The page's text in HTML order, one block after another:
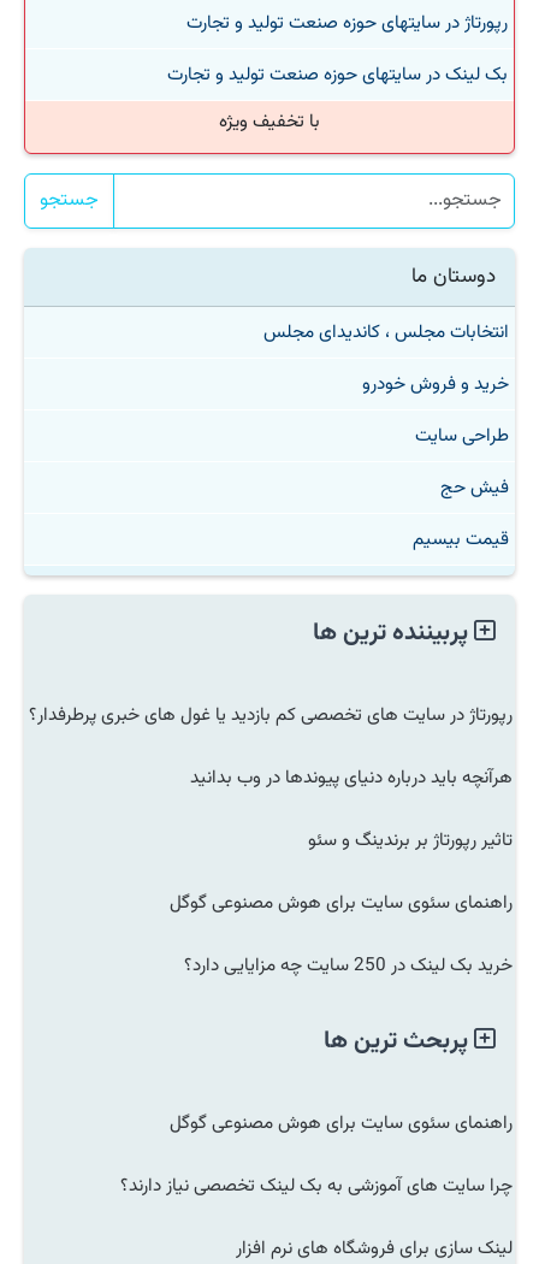
رپورتاژ در سایتهای حوزه صنعت تولید و تجارت
بک لینک در سایتهای حوزه صنعت تولید و تجارت
با تخفیف ویژه
جستجو
دوستان ما
انتخابات مجلس ، کاندیدای مجلس
خرید و فروش خودرو
طراحی سایت
فیش حج
قیمت بیسیم
پربیننده ترین ها
رپورتاژ در سایت های تخصصی کم بازدید یا غول های خبری پرطرفدار؟
هرآنچه باید درباره دنیای پیوندها در وب بدانید
تاثیر رپورتاژ بر برندینگ و سئو
راهنمای سئوی سایت برای هوش مصنوعی گوگل
خرید بک لینک در 250 سایت چه مزایایی دارد؟
پربحث ترین ها
راهنمای سئوی سایت برای هوش مصنوعی گوگل
چرا سایت های آموزشی به بک لینک تخصصی نیاز دارند؟
لینک سازی برای فروشگاه های نرم افزار